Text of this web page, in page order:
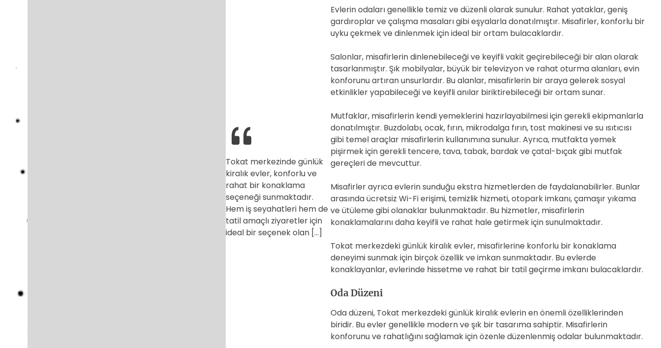
Tokat merkezinde günlük
kiralık evler, konforlu ve
rahat bir konaklama
seçeneği sunmaktadır.
Hem iş seyahatleri hem de
tatil amaçlı ziyaretler için
ideal bir seçenek olan […]
Evlerin odaları genellikle temiz ve düzenli olarak sunulur. Rahat yataklar, geniş
gardıroplar ve çalışma masaları gibi eşyalarla donatılmıştır. Misafirler, konforlu bir
uyku çekmek ve dinlenmek için ideal bir ortam bulacaklardır.
Salonlar, misafirlerin dinlenebileceği ve keyifli vakit geçirebileceği bir alan olarak
tasarlanmıştır. Şık mobilyalar, büyük bir televizyon ve rahat oturma alanları, evin
konforunu artıran unsurlardır. Bu alanlar, misafirlerin bir araya gelerek sosyal
etkinlikler yapabileceği ve keyifli anılar biriktirebileceği bir ortam sunar.
Mutfaklar, misafirlerin kendi yemeklerini hazırlayabilmesi için gerekli ekipmanlarla
donatılmıştır. Buzdolabı, ocak, fırın, mikrodalga fırın, tost makinesi ve su ısıtıcısı
gibi temel araçlar misafirlerin kullanımına sunulur. Ayrıca, mutfakta yemek
pişirmek için gerekli tencere, tava, tabak, bardak ve çatal-bıçak gibi mutfak
gereçleri de mevcuttur.
Misafirler ayrıca evlerin sunduğu ekstra hizmetlerden de faydalanabilirler. Bunlar
arasında ücretsiz Wi-Fi erişimi, temizlik hizmeti, otopark imkanı, çamaşır yıkama
ve ütüleme gibi olanaklar bulunmaktadır. Bu hizmetler, misafirlerin
konaklamalarını daha keyifli ve rahat hale getirmek için sunulmaktadır.
Tokat merkezdeki günlük kiralık evler, misafirlerine konforlu bir konaklama
deneyimi sunmak için birçok özellik ve imkan sunmaktadır. Bu evlerde
konaklayanlar, evlerinde hissetme ve rahat bir tatil geçirme imkanı bulacaklardır.
Oda Düzeni
Oda düzeni, Tokat merkezdeki günlük kiralık evlerin en önemli özelliklerinden
biridir. Bu evler genellikle modern ve şık bir tasarıma sahiptir. Misafirlerin
konforunu ve rahatlığını sağlamak için özenle düzenlenmiş odalar bulunmaktadır.